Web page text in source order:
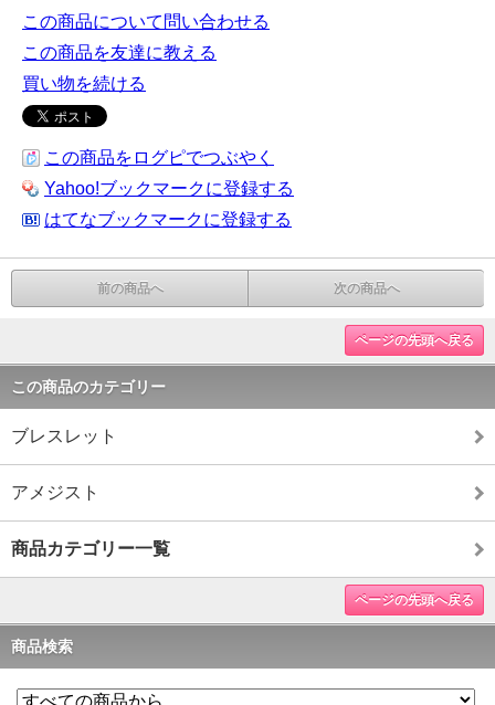
この商品について問い合わせる
この商品を友達に教える
買い物を続ける
この商品をログピでつぶやく
Yahoo!ブックマークに登録する
はてなブックマークに登録する
前の商品へ 次の商品へ
ページの先頭へ戻る
この商品のカテゴリー
ブレスレット
アメジスト
商品カテゴリー一覧
ページの先頭へ戻る
商品検索